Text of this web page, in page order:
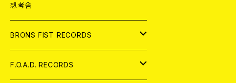
ANALOG
CD
アパレル
ANALOG
想考舎
BRONS FIST RECORDS
CD
F.O.A.D. RECORDS